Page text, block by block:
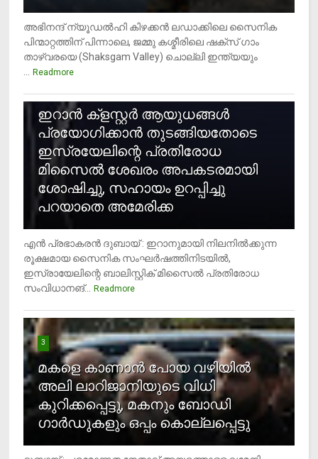
അഭിനന്ദ് ന്യൂഡൽഹി കിഴക്കൻ ലഡാക്കിലെ സൈനിക
പിന്മാറ്റത്തിന് പിന്നാലെ, ജമ്മു കശ്മീരിലെ ഷക്സ് ​ഗാം
താഴ്‌വരയെ (Shaksgam Valley) ചൊല്ലി ഇന്ത്യയും
... Readmore
ഇറാന്‍ ക്‌ളസ്റ്റര്‍ ആയുധങ്ങള്‍
പ്രയോഗിക്കാന്‍ തുടങ്ങിയതോടെ
ഇസ്രയേലിന്റെ പ്രതിരോധ
മിസൈല്‍ ശേഖരം അപകടരമായി
ശോഷിച്ചു, സഹായം ഉറപ്പിച്ചു
പറയാതെ അമേരിക്ക
എന്‍ പ്രഭാകരന്‍ ദുബായ് : ഇറാനുമായി നിലനില്‍ക്കുന്ന
രൂക്ഷമായ സൈനിക സംഘര്‍ഷത്തിനിടയില്‍,
ഇസ്രായേലിന്റെ ബാലിസ്റ്റിക് മിസൈല്‍ പ്രതിരോധ
സംവിധാനങ്... Readmore
3
മകളെ കാണാന്‍ പോയ വഴിയില്‍
അലി ലാറിജാനിയുടെ വിധി
കുറിക്കപ്പെട്ടു, മകനും ബോഡി
ഗാര്‍ഡുകളും ഒപ്പം കൊല്ലപ്പെട്ടു